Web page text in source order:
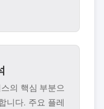
의 핵심 부분으
니다. 주요 플레